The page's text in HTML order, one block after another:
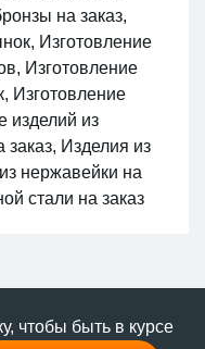
на заказ,
Изготовление
Изготовление
Изготовление
изделий из
заказ, Изделия из
нержавейки на
стали на заказ
чтобы быть в курсе